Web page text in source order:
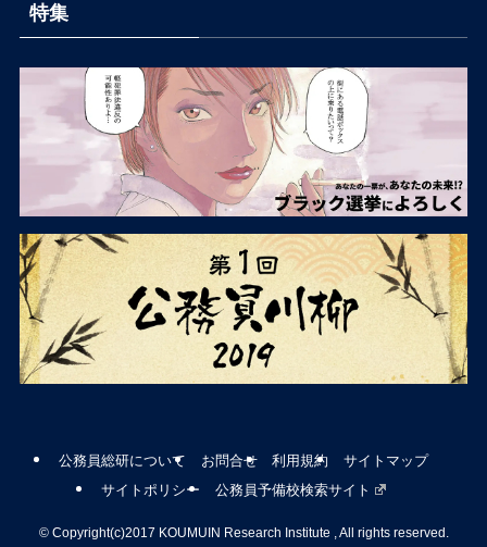
特集
公務員総研について お問合せ 利用規約
サイトマップ
サイトポリシー
公務員予備校検索サイト
©Copyright(c)2017 KOUMUIN Research Institute , All rights reserved.